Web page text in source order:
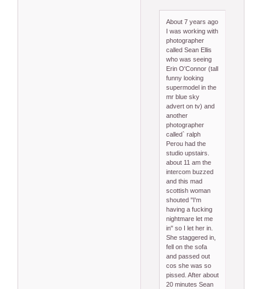
About 7 years ago
I was working with
photographer
called Sean Ellis
who was seeing
Erin O'Connor (tall
funny looking
supermodel in the
mr blue sky
advert on tv) and
another
photographer
called` ralph
Perou had the
studio upstairs.
about 11 am the
intercom buzzed
and this mad
scottish woman
shouted "I'm
having a fucking
nightmare let me
in" so I let her in.
She staggered in,
fell on the sofa
and passed out
cos she was so
pissed. After about
20 minutes Sean